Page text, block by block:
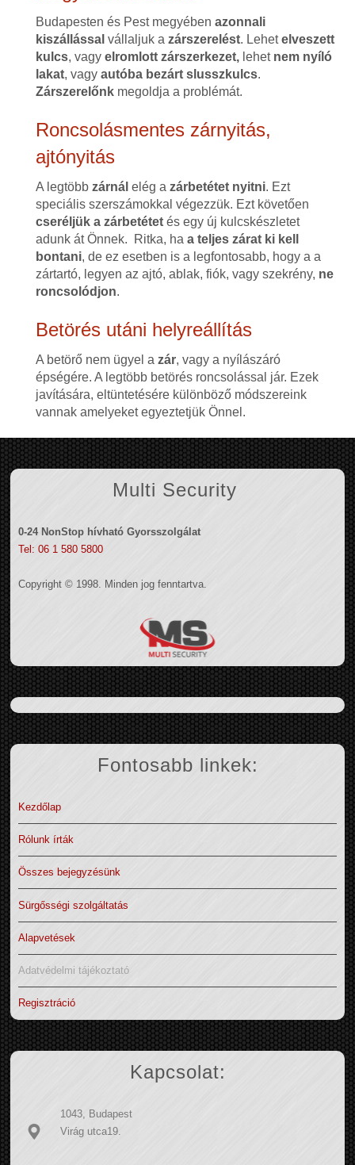
Budapesten és Pest megyében azonnali
kiszállással vállaljuk a zárszerelést. Lehetelveszett
kulcs, vagyelromlott zárszerkezet,lehet nem nyíló
lakat, vagy autóba bezárt slusszkulcs.
Zárszerelőnkmegoldja a problémát.
Roncsolásmentes zárnyitás,
ajtónyitás
A legtöbb zárnál elég a zárbetétet nyitni. Ezt
speciális szerszámokkal végezzük. Ezt követően
cseréljük a zárbetétetés egy új kulcskészletet
adunk át Önnek. Ritka, ha a teljes zárat ki kell
bontani, de ez esetben is a legfontosabb, hogy a a
zártartó, legyen az ajtó, ablak, fiók, vagy szekrény, ne
roncsolódjon.
Betörés utáni helyreállítás
A betörő nem ügyel a zár, vagy a nyílászáró
épségére. A legtöbb betörés roncsolással jár. Ezek
javítására, eltüntetésére különböző módszereink
vannak amelyeket egyeztetjük Önnel.
Multi Security
0-24 NonStop hívható Gyorsszolgálat
Tel: 06 1 580 5800
Copyright © 1998. Minden jog fenntartva.
Fontosabb linkek:
Kezdőlap
Rólunk írták
Összes bejegyzésünk
Sürgősségi szolgáltatás
Alapvetések
Adatvédelmi tájékoztató
Regisztráció
Kapcsolat:
1043, Budapest
Virág utca19.